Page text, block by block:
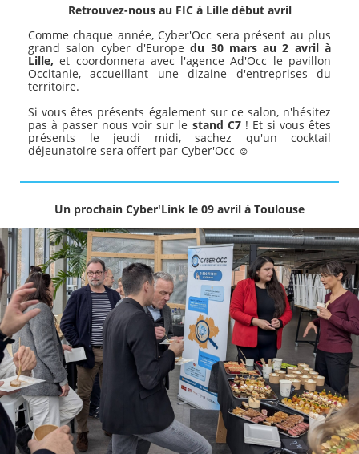
Retrouvez-nous au FIC à Lille début avril
Comme chaque année, Cyber'Occ sera présent au plus
grand salon cyber d'Europedu 30 mars au 2 avril à
Lille, et coordonnera avec l'agence Ad'Occ le pavillon
Occitanie, accueillant une dizaine d'entreprises du
territoire.
Si vous êtes présents également sur ce salon, n'hésitez
pas à passer nous voir sur le stand C7! Et si vous êtes
présents le jeudi midi, sachez qu'un cocktail
déjeunatoire sera offert par Cyber'Occ ☺️
Un prochain Cyber'Link le 09 avril à Toulouse